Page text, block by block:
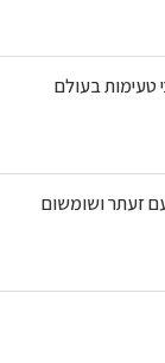
טעימות בעולם
זעתר ושומשום